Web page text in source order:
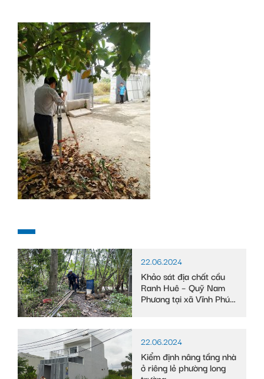
22.06.2024
Khảo sát địa chất cầu
Ranh Huê – Quỹ Nam
Phương tại xã Vĩnh Phú
22.06.2024
Kiểm định nâng tầng nhà
ở riêng lẻ phường long